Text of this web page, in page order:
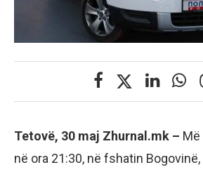
Tetovë, 30 maj Zhurnal.mk – Më
në ora 21:30, në fshatin